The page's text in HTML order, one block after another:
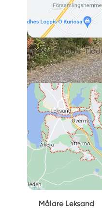
Målare Dala-
Målare Leksand